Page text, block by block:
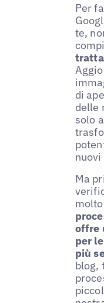
Per
te,
di
delle
solo
Ma
offre
per
più
blog,